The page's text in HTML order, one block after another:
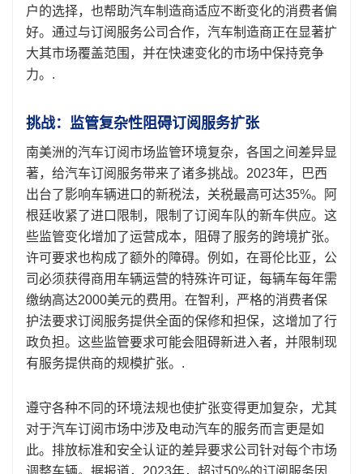
户的选择，也帮助汽车制造商适应不断变化的消费者偏
好。通过与订阅服务公司合作，汽车制造商正在显著扩
大其市场覆盖范围，并在快速变化的市场中保持竞争
力。.
挑战：监管复杂性阻碍订阅服务扩张
南美洲的汽车订阅市场监管环境复杂，各国之间差异显
著，给汽车订阅服务带来了诸多挑战。2023年，巴西
出台了影响车辆进口的新税法，关税最高可达35%。阿
根廷收紧了进口限制，限制了订阅车队的新车供应。这
些监管变化增加了运营成本，阻碍了服务的跨境扩张。
许可要求也构成了额外的障碍。例如，在哥伦比亚，公
司必须获得商用车辆运营的特殊许可证，每辆车每年需
缴纳高达2000美元的费用。在智利，严格的消费者保
护法要求订阅服务提供全面的保修和担保，这增加了行
政负担。这些监管要求可能会阻碍新进入者，并限制现
有服务提供商的规模扩张。.
遵守各种不同的环境法规也使扩张变得更加复杂，尤其
对于汽车订阅市场中涉及电动汽车的服务而言更是如
此。排放标准和安全认证的差异要求公司针对每个市场
调整车辆。据报道，2023年，超过50%的订阅服务因